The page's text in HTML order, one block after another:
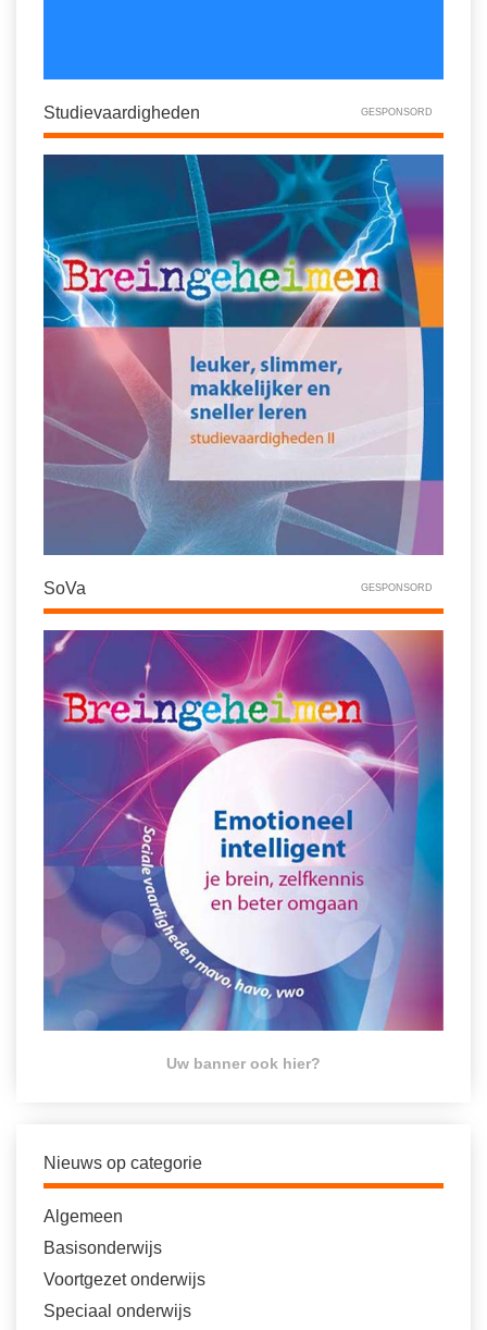
Studievaardigheden GESPONSORD
SoVa GESPONSORD
Uw banner ook hier?
Nieuws op categorie
Algemeen
Basisonderwijs
Voortgezet onderwijs
Speciaal onderwijs